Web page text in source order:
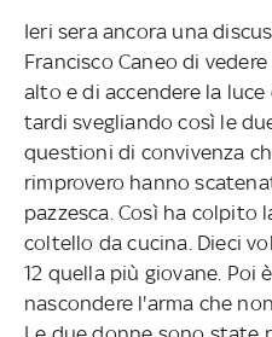
Ieri sera ancora una
Francisco Caneo di
alto e di accendere la
tardi svegliando così le
questioni di convivenza
rimprovero hanno
pazzesca. Così ha colpito
coltello da cucina. Dieci
12 quella più giovane. Poi
nascondere l'arma che